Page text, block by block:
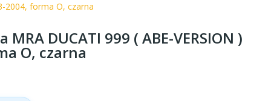
2004, forma O, czarna
DUCATI 999 ( ABE-VERSION )
O, czarna